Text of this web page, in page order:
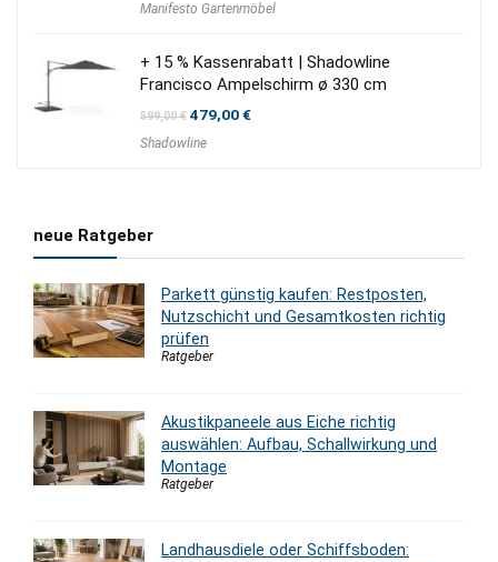
war:
ist:
Manifesto Gartenmöbel
+ 15 % Kassenrabatt | Shadowline
Francisco Ampelschirm ø 330 cm
599,00€ Ursprünglicher
war:
479,00€Aktueller
Shadowline
neue Ratgeber
Parkett günstig kaufen: Restposten,
Nutzschicht und Gesamtkosten richtig
prüfen
Ratgeber
Akustikpaneele aus Eiche richtig
auswählen: Aufbau, Schallwirkung und
Montage
Ratgeber
Landhausdiele oder Schiffsboden: